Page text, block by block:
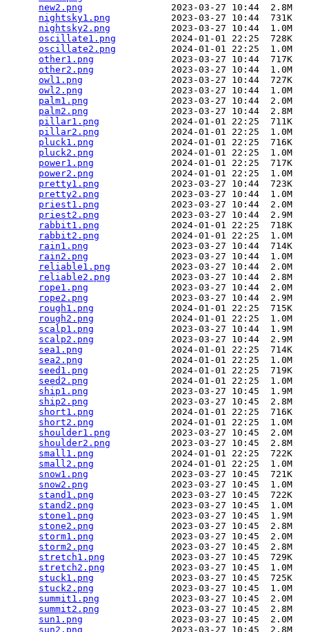
new2.png
                2023-03-27 10:44  2.8M
nightsky1.png
           2023-03-27 10:44  731K
nightsky2.png
           2023-03-27 10:44  1.0M
oscillate1.png
          2024-01-01 22:25  728K
oscillate2.png
          2024-01-01 22:25  1.0M
other1.png
              2023-03-27 10:44  717K
other2.png
              2023-03-27 10:44  1.0M
owl1.png
                2023-03-27 10:44  727K
owl2.png
                2023-03-27 10:44  1.0M
palm1.png
               2023-03-27 10:44  2.0M
palm2.png
               2023-03-27 10:44  2.8M
pillar1.png
             2024-01-01 22:25  711K
pillar2.png
             2024-01-01 22:25  1.0M
pluck1.png
              2024-01-01 22:25  716K
pluck2.png
              2024-01-01 22:25  1.0M
power1.png
              2024-01-01 22:25  717K
power2.png
              2024-01-01 22:25  1.0M
pretty1.png
             2023-03-27 10:44  723K
pretty2.png
             2023-03-27 10:44  1.0M
priest1.png
             2023-03-27 10:44  2.0M
priest2.png
             2023-03-27 10:44  2.9M
rabbit1.png
             2024-01-01 22:25  718K
rabbit2.png
             2024-01-01 22:25  1.0M
rain1.png
               2023-03-27 10:44  714K
rain2.png
               2023-03-27 10:44  1.0M
reliable1.png
           2023-03-27 10:44  2.0M
reliable2.png
           2023-03-27 10:44  2.8M
rope1.png
               2023-03-27 10:44  2.0M
rope2.png
               2023-03-27 10:44  2.9M
rough1.png
              2024-01-01 22:25  715K
rough2.png
              2024-01-01 22:25  1.0M
scalp1.png
              2023-03-27 10:44  1.9M
scalp2.png
              2023-03-27 10:44  2.9M
sea1.png
                2024-01-01 22:25  714K
sea2.png
                2024-01-01 22:25  1.0M
seed1.png
               2024-01-01 22:25  719K
seed2.png
               2024-01-01 22:25  1.0M
ship1.png
               2023-03-27 10:45  1.9M
ship2.png
               2023-03-27 10:45  2.8M
short1.png
              2024-01-01 22:25  716K
short2.png
              2024-01-01 22:25  1.0M
shoulder1.png
           2023-03-27 10:45  2.0M
shoulder2.png
           2023-03-27 10:45  2.8M
small1.png
              2024-01-01 22:25  722K
small2.png
              2024-01-01 22:25  1.0M
snow1.png
               2023-03-27 10:45  721K
snow2.png
               2023-03-27 10:45  1.0M
stand1.png
              2023-03-27 10:45  722K
stand2.png
              2023-03-27 10:45  1.0M
stone1.png
              2023-03-27 10:45  1.9M
stone2.png
              2023-03-27 10:45  2.8M
storm1.png
              2023-03-27 10:45  2.0M
storm2.png
              2023-03-27 10:45  2.8M
stretch1.png
            2023-03-27 10:45  729K
stretch2.png
            2023-03-27 10:45  1.0M
stuck1.png
              2023-03-27 10:45  725K
stuck2.png
              2023-03-27 10:45  1.0M
summit1.png
             2023-03-27 10:45  2.0M
summit2.png
             2023-03-27 10:45  2.8M
sun1.png
                2023-03-27 10:45  2.0M
sun2.png
                2023-03-27 10:45  2.8M